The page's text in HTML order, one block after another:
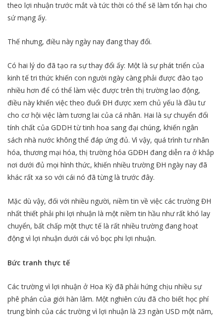
theo lợi nhuận trước mắt và tức thời có thể sẽ làm tổn hại cho
sứ mạng ấy.
Thế nhưng, điều này ngày nay đang thay đổi.
Có hai lý do đã tạo ra sự thay đổi ấy: Một là sự phát triển của
kinh tế tri thức khiến con người ngày càng phải được đào tạo
nhiều hơn để có thể làm việc được trên thị trường lao động,
điều này khiến việc theo đuổi ĐH được xem chủ yếu là đầu tư
cho cơ hội việc làm tương lai của cá nhân. Hai là sự chuyển đổi
tính chất của GDDH từ tinh hoa sang đại chúng, khiến ngân
sách nhà nước không thể đáp ứng đủ. Vì vậy, quá trình tư nhân
hóa, thương mại hóa, thị trường hóa GDĐH đang diễn ra ở khắp
nơi dưới đủ mọi hình thức, khiến nhiều trường ĐH ngày nay đã
khác rất xa so với cái nó đã từng là trước đây.
Mặc dù vậy, đối với nhiều người, niềm tin về việc các trường ĐH
nhất thiết phải phi lợi nhuận là một niềm tin hầu như rất khó lay
chuyển, bất chấp một thực tế là rất nhiều trường đang hoạt
động vì lợi nhuận dưới cái vỏ bọc phi lợi nhuận.
Bức tranh thực tế
Các trường vì lợi nhuận ở Hoa Kỳ đã phải hứng chịu nhiều sự
phê phán của giới hàn lâm. Một nghiên cứu đã cho biết học phí
trung bình của các trường vì lợi nhuận là 23 ngàn USD một năm,